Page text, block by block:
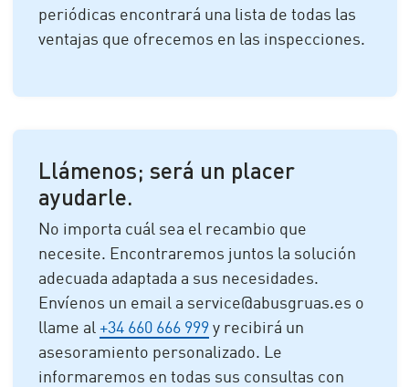
periódicas encontrará una lista de todas las
ventajas que ofrecemos en las inspecciones.
Llámenos; será un placer
ayudarle.
No importa cuál sea el recambio que
necesite. Encontraremos juntos la solución
adecuada adaptada a sus necesidades.
Envíenos un email a service@abusgruas.es o
llame al +34 660 666 999 y recibirá un
asesoramiento personalizado. Le
informaremos en todas sus consultas con